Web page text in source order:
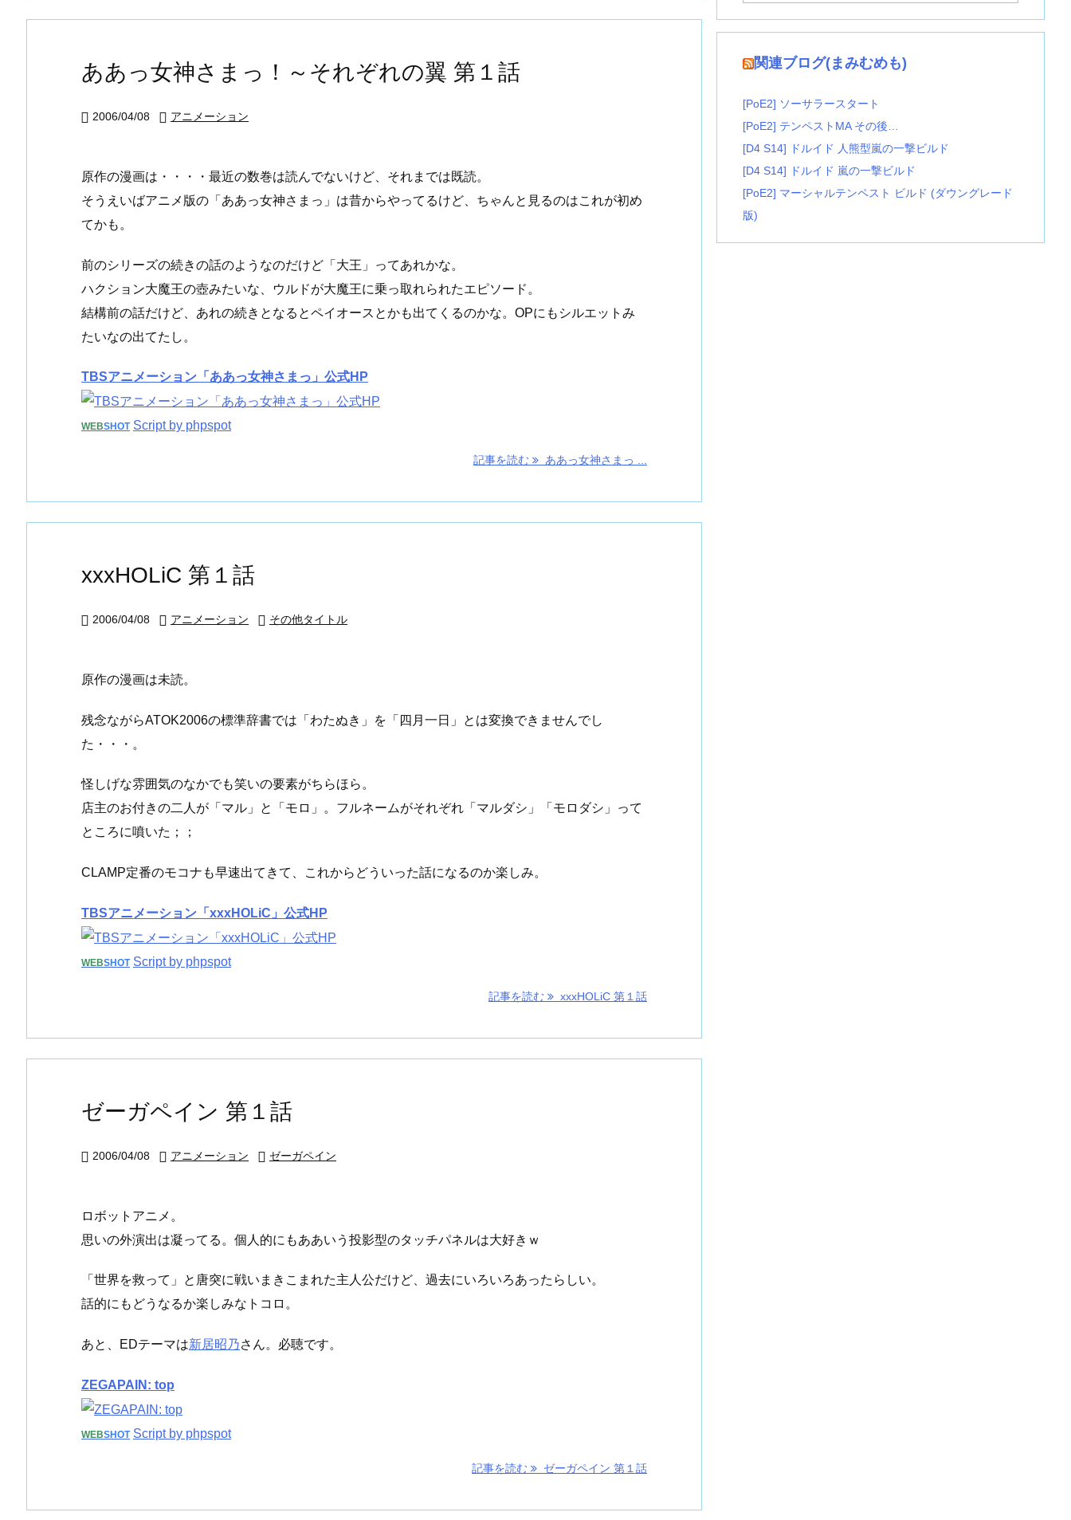
ああっ女神さまっ！～それぞれの翼 第１話
 2006/04/08  アニメーション
原作の漫画は・・・・最近の数巻は読んでないけど、それまでは既読。
そうえいばアニメ版の「ああっ女神さまっ」は昔からやってるけど、ちゃんと見るのはこれが初め
てかも。
前のシリーズの続きの話のようなのだけど「大王」ってあれかな。
ハクション大魔王の壺みたいな、ウルドが大魔王に乗っ取れられたエピソード。
結構前の話だけど、あれの続きとなるとペイオースとかも出てくるのかな。OPにもシルエットみ
たいなの出てたし。
TBSアニメーション「ああっ女神さまっ」公式HP
WEBSHOT Script by phpspot
記事を読む ああっ女神さまっ ...
xxxHOLiC 第１話
 2006/04/08  アニメーション  その他タイトル
原作の漫画は未読。
残念ながらATOK2006の標準辞書では「わたぬき」を「四月一日」とは変換できませんでし
た・・・。
怪しげな雰囲気のなかでも笑いの要素がちらほら。
店主のお付きの二人が「マル」と「モロ」。フルネームがそれぞれ「マルダシ」「モロダシ」って
ところに噴いた；；
CLAMP定番のモコナも早速出てきて、これからどういった話になるのか楽しみ。
TBSアニメーション「xxxHOLiC」公式HP
WEBSHOT Script by phpspot
記事を読む xxxHOLiC 第１話
ゼーガペイン 第１話
 2006/04/08  アニメーション  ゼーガペイン
ロボットアニメ。
思いの外演出は凝ってる。個人的にもああいう投影型のタッチパネルは大好きｗ
「世界を救って」と唐突に戦いまきこまれた主人公だけど、過去にいろいろあったらしい。
話的にもどうなるか楽しみなトコロ。
あと、EDテーマは新居昭乃さん。必聴です。
ZEGAPAIN: top
WEBSHOT Script by phpspot
記事を読む ゼーガペイン 第１話
関連ブログ(まみむめも)
[PoE2] ソーサラースタート
[PoE2] テンペストMA その後…
[D4 S14] ドルイド 人熊型嵐の一撃ビルド
[D4 S14] ドルイド 嵐の一撃ビルド
[PoE2] マーシャルテンペスト ビルド (ダウングレード
版)